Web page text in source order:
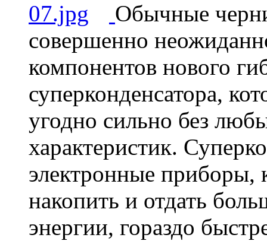
Обычные
совершенно
компонентов нового
суперконденсатора,
угодно сильно без
характеристик.
электронные приборы,
накопить и отдать
энергии, гораздо